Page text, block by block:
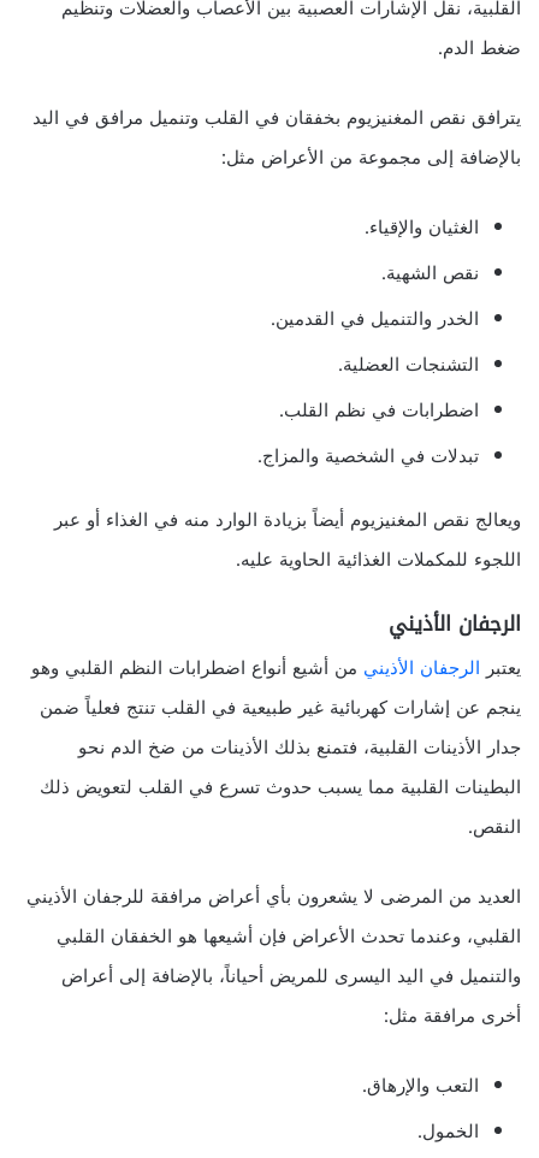
القلبية، نقل الإشارات العصبية بين الأعصاب والعضلات وتنظيم
ضغط الدم.
يترافق نقص المغنيزيوم بخفقان في القلب وتنميل مرافق في اليد
بالإضافة إلى مجموعة من الأعراض مثل:
الغثيان والإقياء.
نقص الشهية.
الخدر والتنميل في القدمين.
التشنجات العضلية.
اضطرابات في نظم القلب.
تبدلات في الشخصية والمزاج.
ويعالج نقص المغنيزيوم أيضاً بزيادة الوارد منه في الغذاء أو عبر
اللجوء للمكملات الغذائية الحاوية عليه.
الرجفان الأذيني
يعتبر الرجفان الأذيني من أشيع أنواع اضطرابات النظم القلبي وهو
ينجم عن إشارات كهربائية غير طبيعية في القلب تنتج فعلياً ضمن
جدار الأذينات القلبية، فتمنع بذلك الأذينات من ضخ الدم نحو
البطينات القلبية مما يسبب حدوث تسرع في القلب لتعويض ذلك
النقص.
العديد من المرضى لا يشعرون بأي أعراض مرافقة للرجفان الأذيني
القلبي، وعندما تحدث الأعراض فإن أشيعها هو الخفقان القلبي
والتنميل في اليد اليسرى للمريض أحياناً، بالإضافة إلى أعراض
أخرى مرافقة مثل:
التعب والإرهاق.
الخمول.